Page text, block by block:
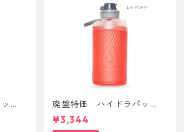
シ
廃盤特価 ハイドラパッ
ク フラックス 750ml
¥3,344